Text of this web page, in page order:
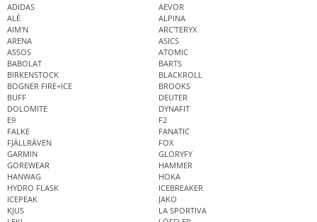
ADIDAS
AEVOR
ALÉ
ALPINA
AIM'N
ARC'TERYX
ARENA
ASICS
ASSOS
ATOMIC
BABOLAT
BARTS
BIRKENSTOCK
BLACKROLL
BOGNER FIRE+ICE
BROOKS
BUFF
DEUTER
DOLOMITE
DYNAFIT
E9
F2
FALKE
FANATIC
FJÄLLRÄVEN
FOX
GARMIN
GLORYFY
GOREWEAR
HAMMER
HANWAG
HOKA
HYDRO FLASK
ICEBREAKER
ICEPEAK
JAKO
KJUS
LA SPORTIVA